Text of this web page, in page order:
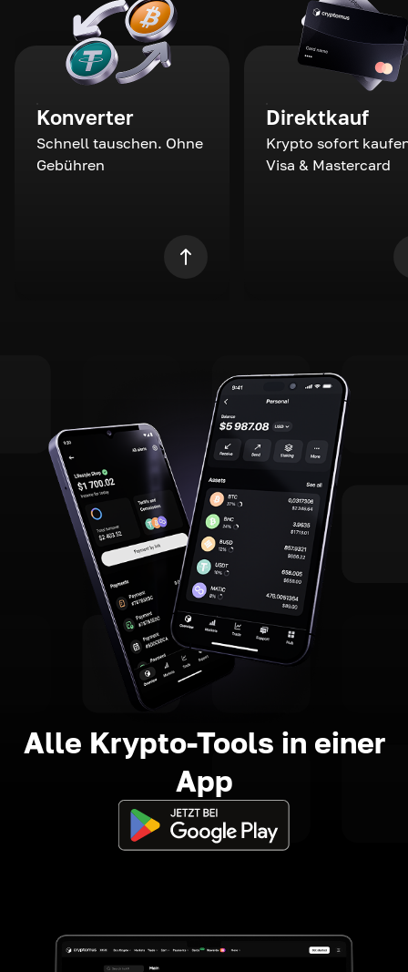
Konverter
Schnell tauschen. Ohne
Gebühren
Direktkauf
Krypto sofort
Visa & Mastercard
Alle Krypto-Tools in einer
App